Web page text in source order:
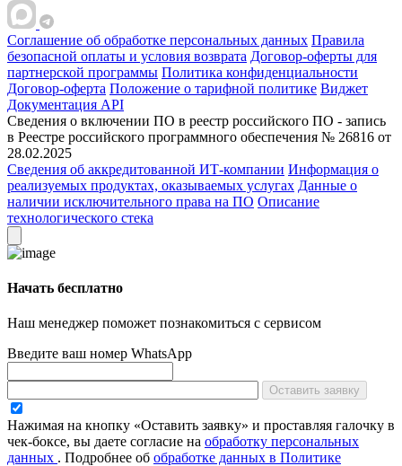
Соглашение об обработке персональных данных Правила
безопасной оплаты и условия возврата Договор-оферты для
партнерской программы Политика конфиденциальности
Договор-оферта Положение о тарифной политике Виджет
Документация API
Сведения о включении ПО в реестр российского ПО - запись
в Реестре российского программного обеспечения № 26816 от
28.02.2025
Сведения об аккредитованной ИТ-компании Информация о
реализуемых продуктах, оказываемых услугах Данные о
наличии исключительного права на ПО Описание
технологического стека
Начать бесплатно
Наш менеджер поможет познакомиться с сервисом
Введите ваш номер WhatsApp
Оставить заявку
Нажимая на кнопку «Оставить заявку» и проставляя галочку в
чек-боксе, вы даете согласие на обработку персональных
данных . Подробнее об обработке данных в Политике